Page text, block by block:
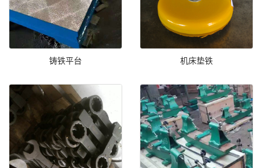
铸铁平台 机床垫铁